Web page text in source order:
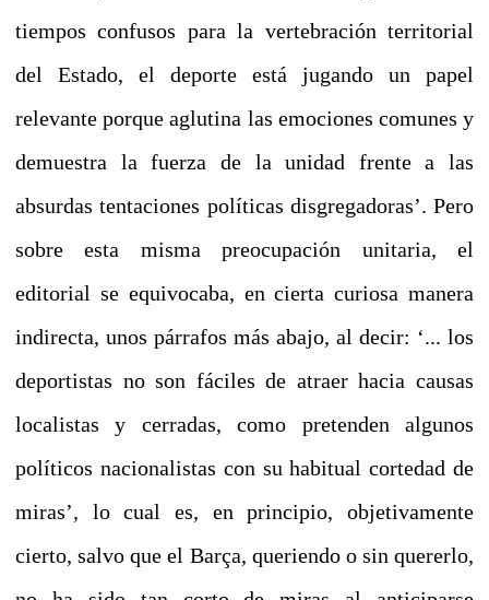
tiempos confusos para la vertebración territorial
del Estado, el deporte está jugando un papel
relevante porque aglutina las emociones comunes y
demuestra la fuerza de la unidad frente a las
absurdas tentaciones políticas disgregadoras’. Pero
sobre esta misma preocupación unitaria, el
editorial se equivocaba, en cierta curiosa manera
indirecta, unos párrafos más abajo, al decir: ‘... los
deportistas no son fáciles de atraer hacia causas
localistas y cerradas, como pretenden algunos
políticos nacionalistas con su habitual cortedad de
miras’, lo cual es, en principio, objetivamente
cierto, salvo que el Barça, queriendo o sin quererlo,